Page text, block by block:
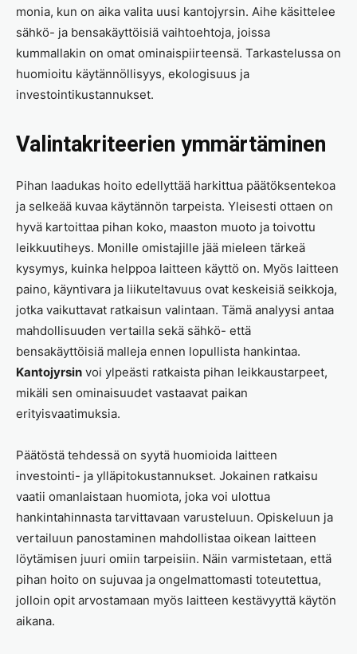
monia, kun on aika valita uusi kantojyrsin. Aihe käsittelee
sähkö- ja bensakäyttöisiä vaihtoehtoja, joissa
kummallakin on omat ominaispiirteensä. Tarkastelussa on
huomioitu käytännöllisyys, ekologisuus ja
investointikustannukset.
Valintakriteerien ymmärtäminen
Pihan laadukas hoito edellyttää harkittua päätöksentekoa
ja selkeää kuvaa käytännön tarpeista. Yleisesti ottaen on
hyvä kartoittaa pihan koko, maaston muoto ja toivottu
leikkuutiheys. Monille omistajille jää mieleen tärkeä
kysymys, kuinka helppoa laitteen käyttö on. Myös laitteen
paino, käyntivara ja liikuteltavuus ovat keskeisiä seikkoja,
jotka vaikuttavat ratkaisun valintaan. Tämä analyysi antaa
mahdollisuuden vertailla sekä sähkö- että
bensakäyttöisiä malleja ennen lopullista hankintaa.
Kantojyrsin voi ylpeästi ratkaista pihan leikkaustarpeet,
mikäli sen ominaisuudet vastaavat paikan
erityisvaatimuksia.
Päätöstä tehdessä on syytä huomioida laitteen
investointi- ja ylläpitokustannukset. Jokainen ratkaisu
vaatii omanlaistaan huomiota, joka voi ulottua
hankintahinnasta tarvittavaan varusteluun. Opiskeluun ja
vertailuun panostaminen mahdollistaa oikean laitteen
löytämisen juuri omiin tarpeisiin. Näin varmistetaan, että
pihan hoito on sujuvaa ja ongelmattomasti toteutettua,
jolloin opit arvostamaan myös laitteen kestävyyttä käytön
aikana.